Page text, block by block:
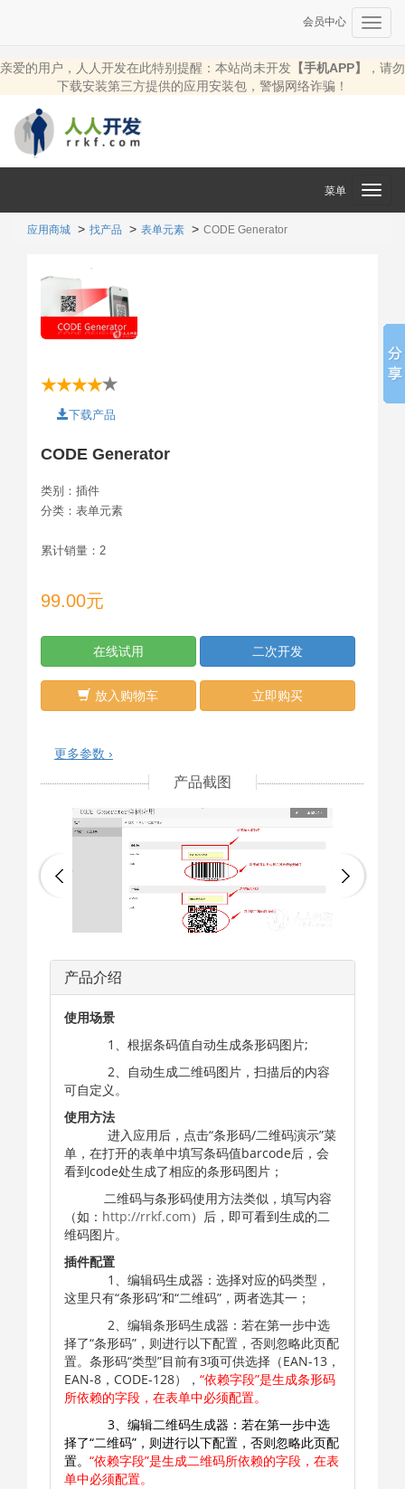
会员中心
亲爱的用户，人人开发在此特别提醒：本站尚未开发 【手机APP】
，请勿
下载安装第三方提供的应用安装包，警惕网络诈骗！
菜单
应用商城 找产品 表单元素 CODE Generator
下载产品
CODE Generator
类别： 插件
分类： 表单元素
累计销量： 2
99.00元
在线试用 二次开发
放入购物车 立即购买
更多参数 ›
产品截图
产品介绍
使用场景
1、根据条码值自动生成条形码图片;
2、自动生成二维码图片，扫描后的内容
可自定义。
使用方法
进入应用后，点击“条形码/二维码演示”菜
单，在打开的表单中填写条码值barcode后，会
看到code处生成了相应的条形码图片；
二维码与条形码使用方法类似，填写内容
（如： http://rrkf.com）后，即可看到生成的二
维码图片。
插件配置
1、编辑码生成器：选择对应的码类型，
这里只有“条形码”和“二维码”，两者选其一；
2、编辑条形码生成器：若在第一步中选
择了“条形码”，则进行以下配置，否则忽略此页配
置。条形码“类型”目前有3项可供选择（EAN-13，
EAN-8，CODE-128）， “依赖字段”是生成条形码
所依赖的字段，在表单中必须配置。
3、编辑二维码生成器：若在第一步中选
择了“二维码”，则进行以下配置，否则忽略此页配
置。 “依赖字段”是生成二维码所依赖的字段，在表
单中必须配置。